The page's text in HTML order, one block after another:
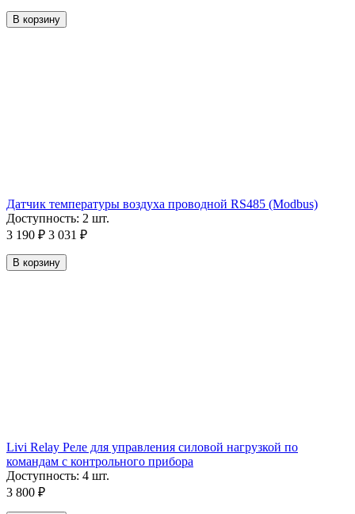
В корзину
Датчик температуры воздуха проводной RS485 (Modbus)
Доступность: 2 шт.
3 190 ₽ 3 031 ₽
В корзину
Livi Relay Реле для управления силовой нагрузкой по
командам с контрольного прибора
Доступность: 4 шт.
3 800 ₽